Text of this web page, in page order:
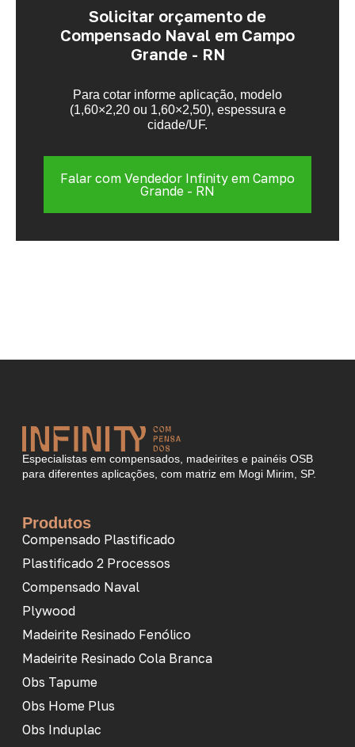
Solicitar orçamento de
Compensado Naval em Campo
Grande - RN
Para cotar informe aplicação, modelo
(1,60×2,20 ou 1,60×2,50), espessura e
cidade/UF.
Falar com Vendedor Infinity em Campo
Grande - RN
Especialistas em compensados, madeirites e painéis OSB
para diferentes aplicações, com matriz em Mogi Mirim, SP.
Produtos
Compensado Plastificado
Plastificado 2 Processos
Compensado Naval
Plywood
Madeirite Resinado Fenólico
Madeirite Resinado Cola Branca
Obs Tapume
Obs Home Plus
Obs Induplac